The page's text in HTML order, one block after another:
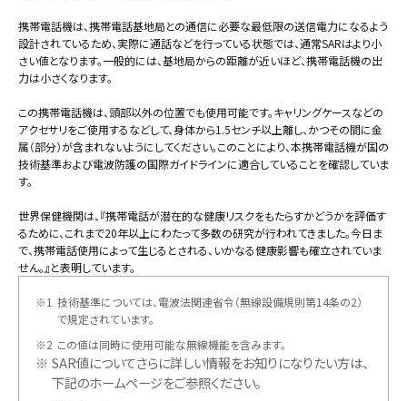
携帯電話機は、携帯電話基地局との通信に必要な最低限の送信電力になるよう
設計されているため、実際に通話などを行っている状態では、通常SARはより小
さい値となります。一般的には、基地局からの距離が近いほど、携帯電話機の出
力は小さくなります。
この携帯電話機は、頭部以外の位置でも使用可能です。キャリングケースなどの
アクセサリをご使用するなどして、身体から1.5センチ以上離し、かつその間に金
属（部分）が含まれないようにしてください。このことにより、本携帯電話機が国の
技術基準および電波防護の国際ガイドラインに適合していることを確認していま
す。
世界保健機関は、『携帯電話が潜在的な健康リスクをもたらすかどうかを評価す
るために、これまで20年以上にわたって多数の研究が行われてきました。今日ま
で、携帯電話使用によって生じるとされる、いかなる健康影響も確立されていま
せん。』と表明しています。
※1 技術基準については、電波法関連省令（無線設備規則第14条の2）
で規定されています。
※2 この値は同時に使用可能な無線機能を含みます。
※ SAR値についてさらに詳しい情報をお知りになりたい方は、
下記のホームページをご参照ください。